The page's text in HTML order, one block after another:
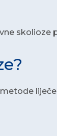
skolioze